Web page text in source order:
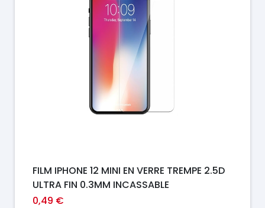
FILM IPHONE 12 MINI EN VERRE TREMPE 2.5D
ULTRA FIN 0.3MM INCASSABLE
0,49 €